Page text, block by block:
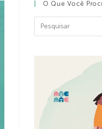
O Que Você